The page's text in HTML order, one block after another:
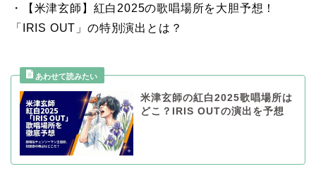
・【米津玄師】紅白2025の歌唱場所を大胆予想！
「IRIS OUT」の特別演出とは？
米津玄師の紅白2025歌唱場所は
どこ？IRIS OUTの演出を予想